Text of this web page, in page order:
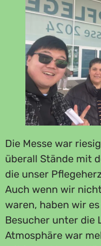
Die Messe war
überall Stände mit
die unser
Auch wenn wir
waren, haben wir
Besucher unter die
Atmosphäre war